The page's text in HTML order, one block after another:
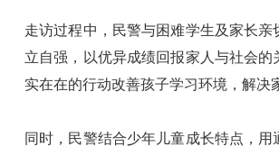
走访过程中，民警与困难学生及家长
立自强，以优异成绩回报家人与社会
实在在的行动改善孩子学习环境，解
同时，民警结合少年儿童成长特点，